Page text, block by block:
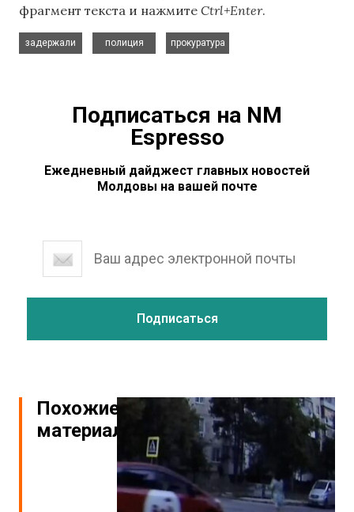
фрагмент текста и нажмите Ctrl+Enter.
задержали
полиция
прокуратура
Подписаться на NM
Espresso
Ежедневный дайджест главных новостей
Молдовы на вашей почте
Похожие
материалы